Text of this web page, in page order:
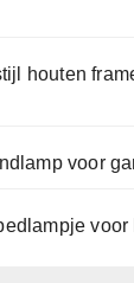
houten
voor